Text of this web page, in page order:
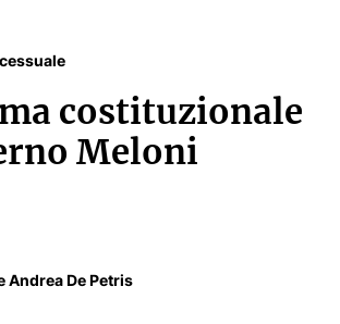
costituzionale
Meloni
Andrea De Petris